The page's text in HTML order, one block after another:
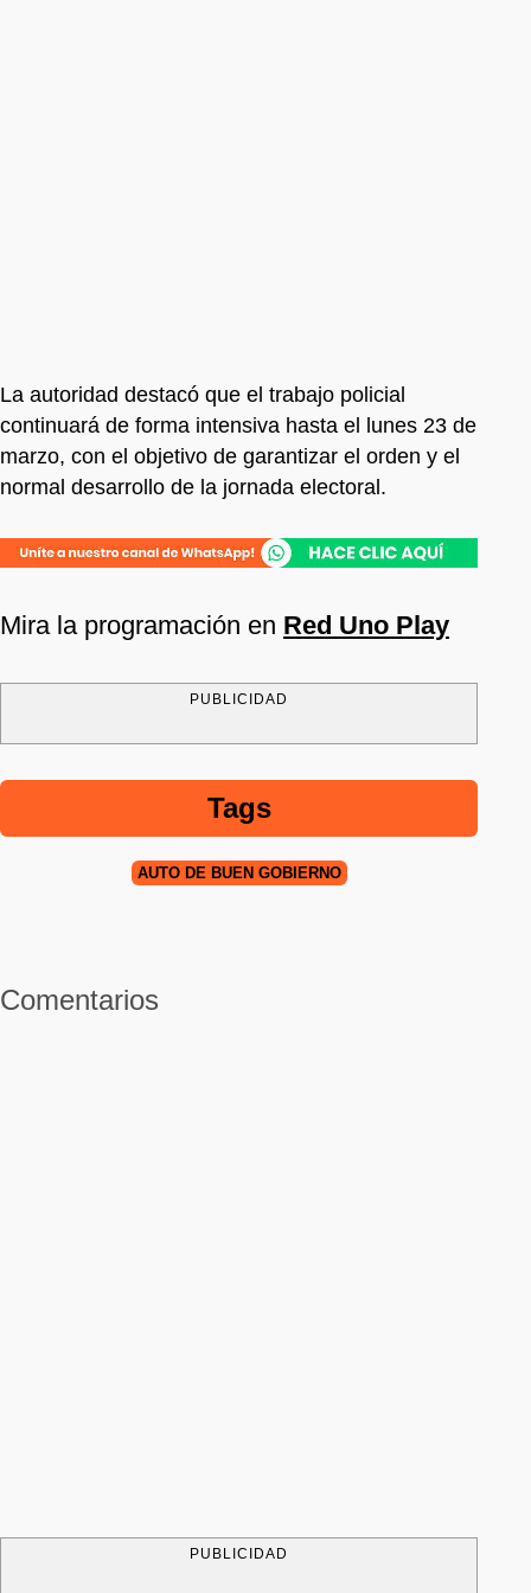
La autoridad destacó que el trabajo policial
continuará de forma intensiva hasta el lunes 23 de
marzo, con el objetivo de garantizar el orden y el
normal desarrollo de la jornada electoral.
Mira la programación en Red Uno Play
PUBLICIDAD
Tags
AUTO DE BUEN GOBIERNO
Comentarios
PUBLICIDAD